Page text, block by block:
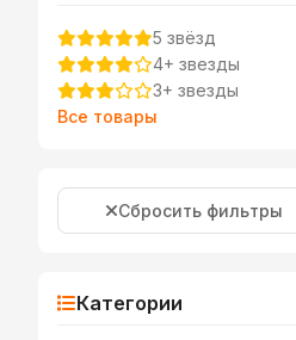
5 звёзд
4+ звезды
3+ звезды
Все товары
Сбросить фильтры
Категории